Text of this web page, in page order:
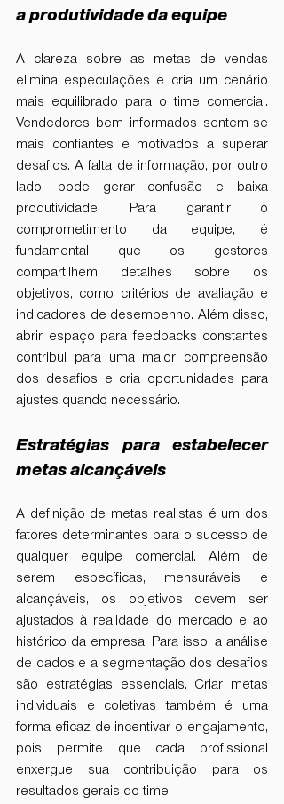
a produtividade da equipe
A clareza sobre as metas de vendas
elimina especulações e cria um cenário
mais equilibrado para o time comercial.
Vendedores bem informados sentem-se
mais confiantes e motivados a superar
desafios. A falta de informação, por outro
lado, pode gerar confusão e baixa
produtividade. Para garantir o
comprometimento da equipe, é
fundamental que os gestores
compartilhem detalhes sobre os
objetivos, como critérios de avaliação e
indicadores de desempenho. Além disso,
abrir espaço para feedbacks constantes
contribui para uma maior compreensão
dos desafios e cria oportunidades para
ajustes quando necessário.
Estratégias para estabelecer
metas alcançáveis
A definição de metas realistas é um dos
fatores determinantes para o sucesso de
qualquer equipe comercial. Além de
serem específicas, mensuráveis e
alcançáveis, os objetivos devem ser
ajustados à realidade do mercado e ao
histórico da empresa. Para isso, a análise
de dados e a segmentação dos desafios
são estratégias essenciais. Criar metas
individuais e coletivas também é uma
forma eficaz de incentivar o engajamento,
pois permite que cada profissional
enxergue sua contribuição para os
resultados gerais do time.